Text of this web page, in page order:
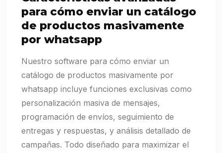
para cómo enviar un catálogo
de productos masivamente
por whatsapp
Nuestro software para cómo enviar un
catálogo de productos masivamente por
whatsapp incluye funciones exclusivas como
personalización masiva de mensajes,
programación de envíos, seguimiento de
entregas y respuestas, y análisis detallado de
campañas. Todo diseñado para maximizar el